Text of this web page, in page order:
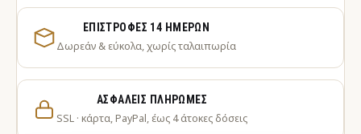
ΕΠΙΣΤΡΟΦΈΣ 14 ΗΜΕΡΏΝ
Δωρεάν & εύκολα, χωρίς ταλαιπωρία
ΑΣΦΑΛΕΊΣ ΠΛΗΡΩΜΈΣ
SSL · κάρτα, PayPal, έως 4 άτοκες δόσεις